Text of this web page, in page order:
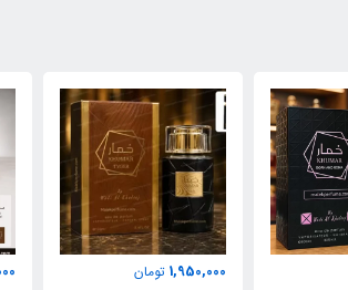
1,950,000 تومان